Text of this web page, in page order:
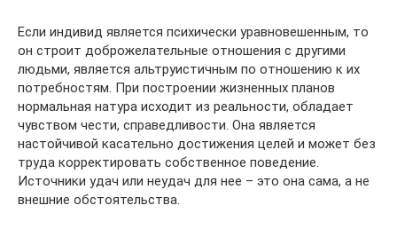
Если индивид является психически уравновешенным, то
он строит доброжелательные отношения с другими
людьми, является альтруистичным по отношению к их
потребностям. При построении жизненных планов
нормальная натура исходит из реальности, обладает
чувством чести, справедливости. Она является
настойчивой касательно достижения целей и может без
труда корректировать собственное поведение.
Источники удач или неудач для нее – это она сама, а не
внешние обстоятельства.